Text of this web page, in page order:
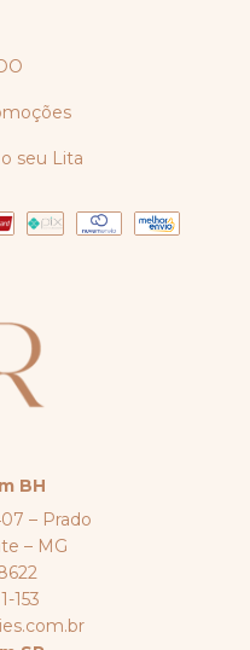
seu Lita
BH
– Prado
– MG
153